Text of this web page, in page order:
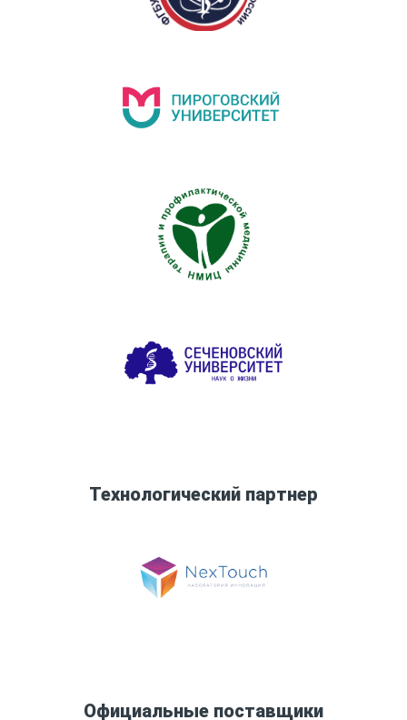
Технологический партнер
Официальные поставщики